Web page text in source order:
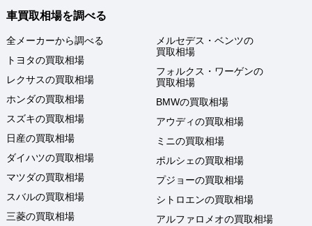
車買取相場を調べる
全メーカーから調べる
トヨタの買取相場
レクサスの買取相場
ホンダの買取相場
スズキの買取相場
日産の買取相場
ダイハツの買取相場
マツダの買取相場
スバルの買取相場
三菱の買取相場
メルセデス・ベンツの
買取相場
フォルクス・ワーゲンの
買取相場
BMWの買取相場
アウディの買取相場
ミニの買取相場
ポルシェの買取相場
プジョーの買取相場
シトロエンの買取相場
アルファロメオの買取相場